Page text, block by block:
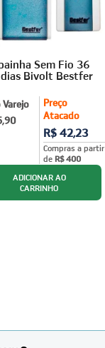
Sem Fio 36
Bivolt Bestfer
Preço
Atacado
R$ 42,23
Compras a partir
de R$ 400
Varejo